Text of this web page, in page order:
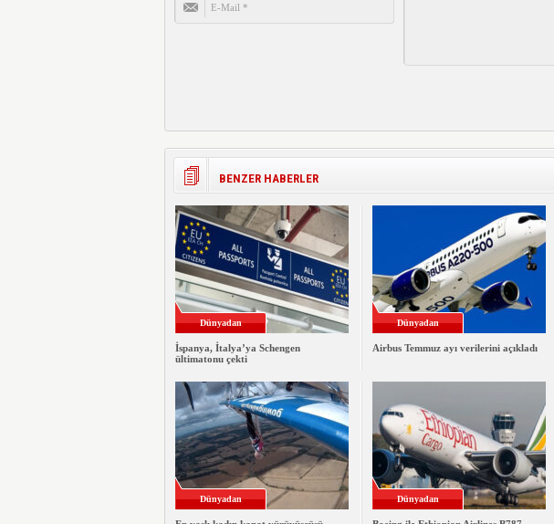
BENZER HABERLER
Dünyadan
İspanya, İtalya’ya Schengen
ültimatonu çekti
Dünyadan
Airbus Temmuz ayı verilerini açıkladı
Dünyadan Dünyadan